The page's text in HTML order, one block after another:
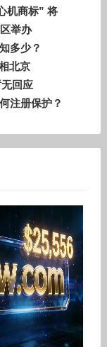
机商标” 将
举办
多少？
北京
回应
注册保护？